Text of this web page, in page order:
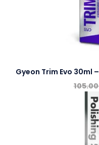
Gyeon Trim Evo 30ml